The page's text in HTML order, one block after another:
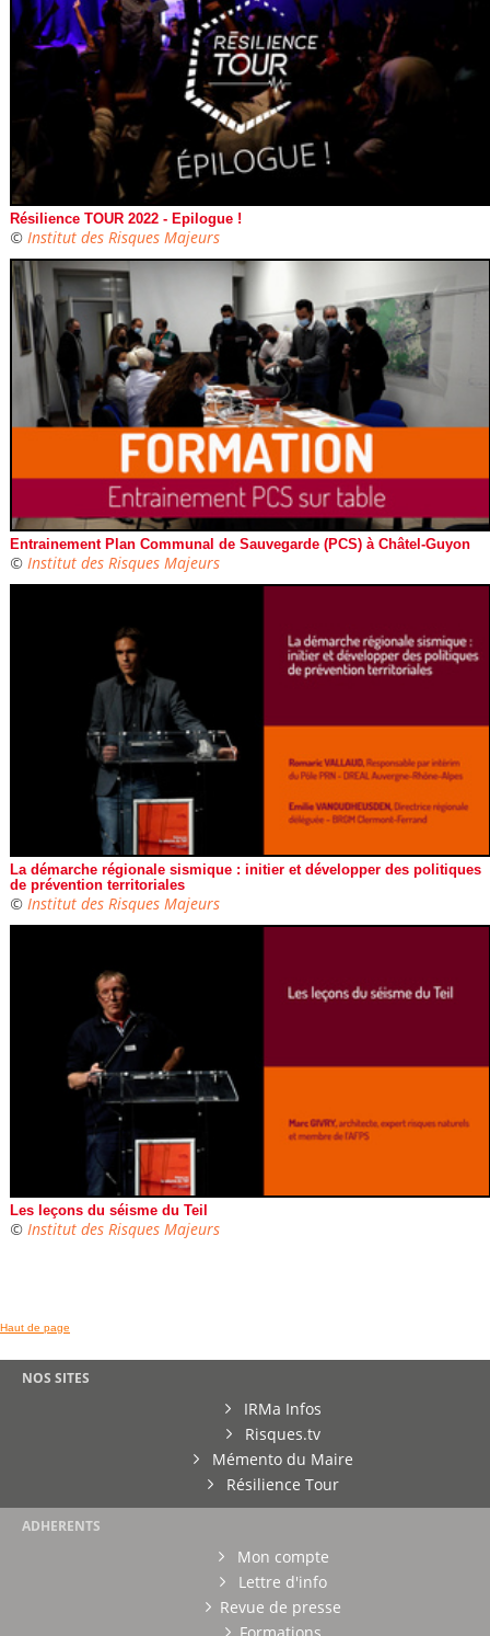
Résilience TOUR 2022 - Epilogue !
© Institut des Risques Majeurs
Entrainement Plan Communal de Sauvegarde (PCS) à Châtel-Guyon
© Institut des Risques Majeurs
La démarche régionale sismique : initier et développer des politiques
de prévention territoriales
© Institut des Risques Majeurs
Les leçons du séisme du Teil
© Institut des Risques Majeurs
Haut de page
NOS SITES
IRMa Infos
Risques.tv
Mémento du Maire
Résilience Tour
ADHERENTS
Mon compte
Lettre d'info
Revue de presse